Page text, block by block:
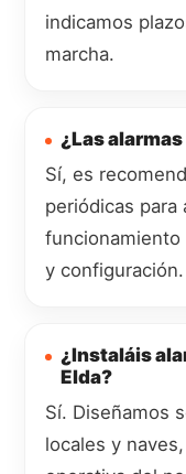
indicamos
marcha.
¿Las
Sí, es
periódicas para
funcionamiento
y configuración.
¿Instaláis
Elda?
Sí. Diseñamos
locales y